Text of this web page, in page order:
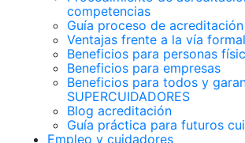
competencias
Guía proceso de acreditación
Ventajas frente a la vía formal
Beneficios para personas
Beneficios para empresas
Beneficios para todos y
SUPERCUIDADORES
Blog acreditación
Guía práctica para futuros
Empleo y cuidadores